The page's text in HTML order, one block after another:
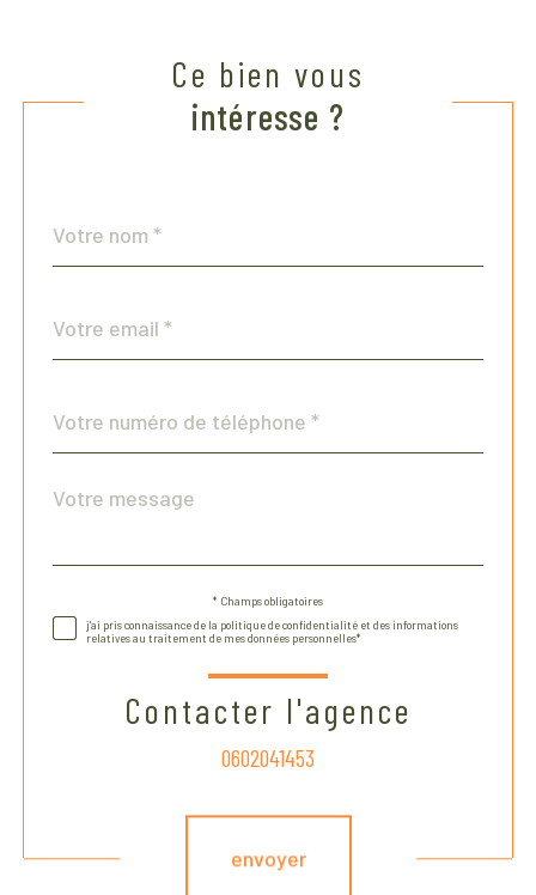
Ce bien vous
intéresse ?
par
Fieldset
Message
*
* Champs obligatoires
j'ai pris connaissance de la politique de confidentialité et des informations
relatives au traitement de mes données personnelles*
Contacter l'agence
0602041453
envoyer